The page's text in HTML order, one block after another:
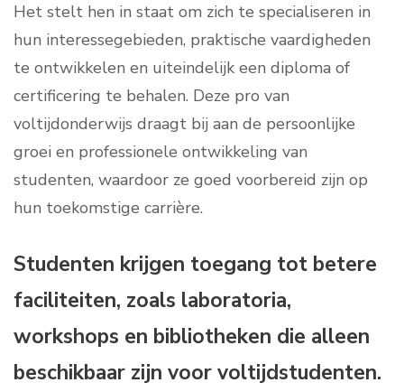
Het stelt hen in staat om zich te specialiseren in
hun interessegebieden, praktische vaardigheden
te ontwikkelen en uiteindelijk een diploma of
certificering te behalen. Deze pro van
voltijdonderwijs draagt bij aan de persoonlijke
groei en professionele ontwikkeling van
studenten, waardoor ze goed voorbereid zijn op
hun toekomstige carrière.
Studenten krijgen toegang tot betere
faciliteiten, zoals laboratoria,
workshops en bibliotheken die alleen
beschikbaar zijn voor voltijdstudenten.